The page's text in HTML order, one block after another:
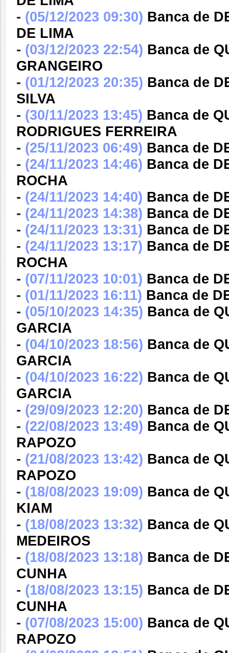
- (05/12/2023 09:30) Banca de
DE LIMA
- (03/12/2023 22:54) Banca de
GRANGEIRO
- (01/12/2023 20:35) Banca de
SILVA
- (30/11/2023 13:45) Banca de
RODRIGUES FERREIRA
- (25/11/2023 06:49) Banca de
- (24/11/2023 14:46) Banca de
ROCHA
- (24/11/2023 14:40) Banca de
- (24/11/2023 14:38) Banca de
- (24/11/2023 13:31) Banca de
- (24/11/2023 13:17) Banca de
ROCHA
- (07/11/2023 10:01) Banca de
- (01/11/2023 16:11) Banca de
- (05/10/2023 14:35) Banca de
GARCIA
- (04/10/2023 18:56) Banca de
GARCIA
- (04/10/2023 16:22) Banca de
GARCIA
- (29/09/2023 12:20) Banca de
- (22/08/2023 13:49) Banca de
RAPOZO
- (21/08/2023 13:42) Banca de
RAPOZO
- (18/08/2023 19:09) Banca de
KIAM
- (18/08/2023 13:32) Banca de
MEDEIROS
- (18/08/2023 13:18) Banca de
CUNHA
- (18/08/2023 13:15) Banca de
CUNHA
- (07/08/2023 15:00) Banca de
RAPOZO